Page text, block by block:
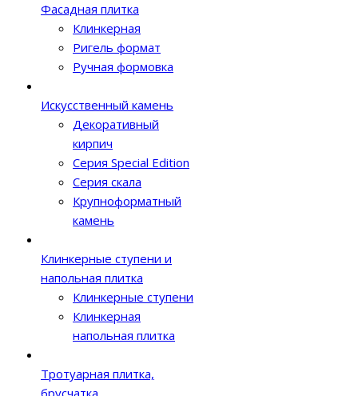
Фасадная плитка
Клинкерная
Ригель формат
Ручная формовка
Искусственный камень
Декоративный
кирпич
Серия Special Edition
Серия скала
Крупноформатный
камень
Клинкерные ступени и
напольная плитка
Клинкерные ступени
Клинкерная
напольная плитка
Тротуарная плитка,
брусчатка